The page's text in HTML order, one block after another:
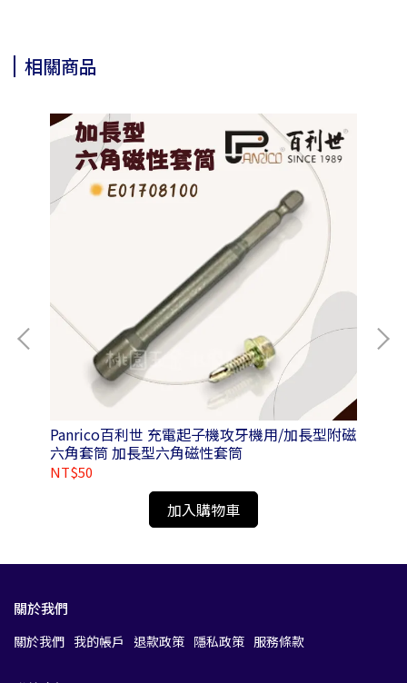
相關商品
Panrico百利世 充電起子機攻牙機用/加長型附磁
六角套筒 加長型六角磁性套筒
NT$50
加入購物車
關於我們
關於我們 我的帳戶 退款政策 隱私政策 服務條款